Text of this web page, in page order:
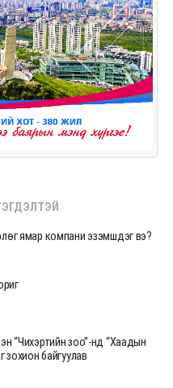
ямар компани эзэмшдэг вэ?
“Чихэртийн зоо”-нд “Хаадын
зохион байгуулав